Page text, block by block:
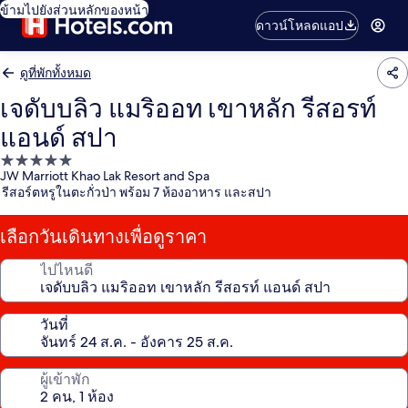
ข้ามไปยังส่วนหลักของหน้า
ดาวน์โหลดแอป
ดูที่พักทั้งหมด
เจดับบลิว แมริออท เขาหลัก รีสอรท์
แอนด์ สปา
ที่พัก
5.0
JW Marriott Khao Lak Resort and Spa
รีสอร์ตหรูในตะกั่วป่า พร้อม 7 ห้องอาหาร และสปา
เลือกวันเดินทางเพื่อดูราคา
ไปไหนดี
วันที่
ผู้เข้าพัก